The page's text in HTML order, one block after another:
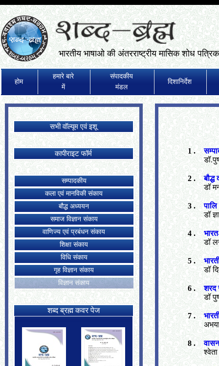
भारतीय भाषाओ की अंतरराष्ट्रीय मासिक शोध
होम
हमारे बारे
में
संपादकीय
मंडल
दिशानिर्देश
सभी वॉल्यूम एवं इशू
कापीराइट फॉर्म
सम्पादकीय
कला एवं मानविकी संकाय
बौद्ध अध्ययन
समाज विज्ञान संकाय
वाणिज्य एवं प्रबंधन संकाय
शिक्षा संकाय
विधि संकाय
गृह विज्ञान संकाय
विज्ञान संकाय
शब्द ब्रह्म कवर पेज
1 .
2 .
डॉ
3 .
डॉ
4 .
डॉ
5 .
डॉ
6 .
शरद
डॉ
7 .
8 .